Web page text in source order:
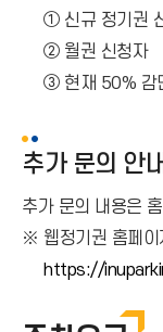
①신규 정기권
②월권 신청자
③현재 50% 감
추가 문의 안내
추가 문의 내용은
※ 웹정기권 홈페이
https://